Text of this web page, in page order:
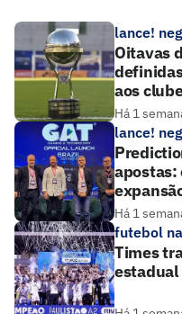
lance!
Oitavas
aos
Há 1
lance!
apostas:
Há 1
futebol
Times
estadual